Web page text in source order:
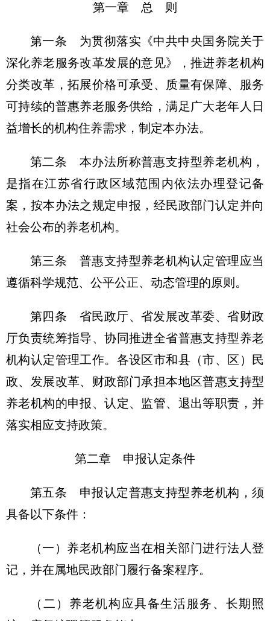
第一章 总 则
第一条 为贯彻落实《中共中央国务院关于
深化养老服务改革发展的意见》，推进养老机构
分类改革，拓展价格可承受、质量有保障、服务
可持续的普惠养老服务供给，满足广大老年人日
益增长的机构住养需求，制定本办法。
第二条 本办法所称普惠支持型养老机构，
是指在江苏省行政区域范围内依法办理登记备
案，按本办法之规定申报，经民政部门认定并向
社会公布的养老机构。
第三条 普惠支持型养老机构认定管理应当
遵循科学规范、公平公正、动态管理的原则。
第四条 省民政厅、省发展改革委、省财政
厅负责统筹指导、协同推进全省普惠支持型养老
机构认定管理工作。各设区市和县（市、区）民
政、发展改革、财政部门承担本地区普惠支持型
养老机构的申报、认定、监管、退出等职责，并
落实相应支持政策。
第二章 申报认定条件
第五条 申报认定普惠支持型养老机构，须
具备以下条件：
（一）养老机构应当在相关部门进行法人登
记，并在属地民政部门履行备案程序。
（二）养老机构应具备生活服务、长期照